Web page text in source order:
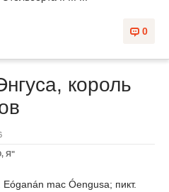
0
король
Я"
mac Óengusa; пикт.